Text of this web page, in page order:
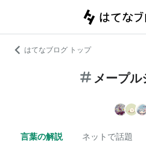
はてなブログ トップ
メープル
言葉の解説 ネットで話題